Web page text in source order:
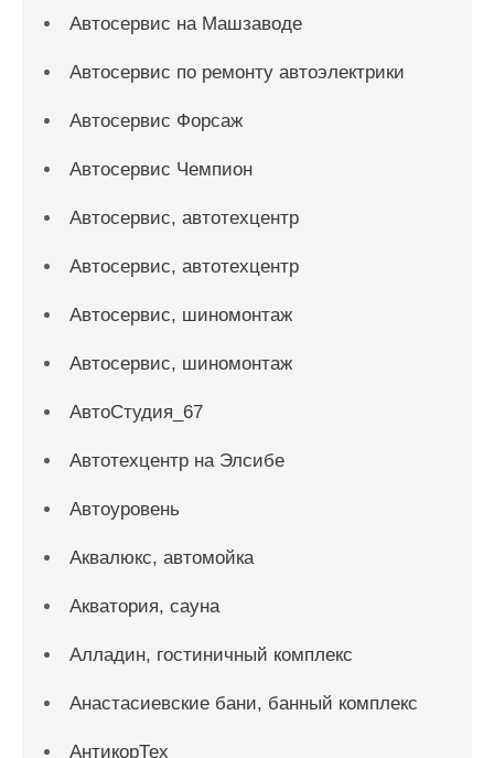
Автосервис на Машзаводе
Автосервис по ремонту автоэлектрики
Автосервис Форсаж
Автосервис Чемпион
Автосервис, автотехцентр
Автосервис, автотехцентр
Автосервис, шиномонтаж
Автосервис, шиномонтаж
АвтоСтудия_67
Автотехцентр на Элсибе
Автоуровень
Аквалюкс, автомойка
Акватория, сауна
Алладин, гостиничный комплекс
Анастасиевские бани, банный комплекс
АнтикорТех